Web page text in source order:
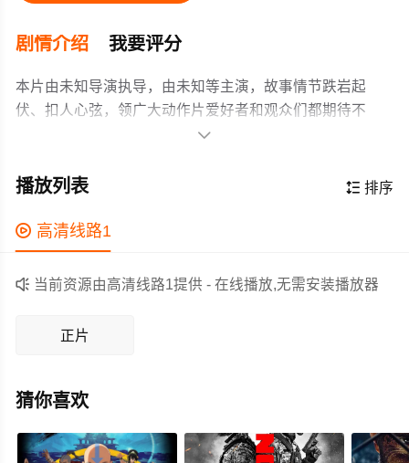
剧情介绍 我要评分
本片由未知导演执导，由未知等主演，故事情节跌岩起
伏、扣人心弦，领广大动作片爱好者和观众们都期待不
用面部LED表达情绪的机器人，既解决了AI微表情不自然
边界意识，让视觉完成度远超实际技术水平。短片定义
为"原子朋克"复古科幻风格，讲述机器人牛仔在末日废土上
骑着鸵鸟穿行，与僵尸搏杀，与塑料模特女友谈情说爱的
作为一部 上映的动作电影，在当期同类题材影片中具有一
定的看点，在演员表现和剧情架构上也都有不错的亮点，
剧情紧凑，角色塑造鲜明，适合喜欢动作类电影的观众观

 排序
播放列表
 高清线路1
 当前资源由高清线路1提供 - 在线播放,无需安装播放器
正片
猜你喜欢